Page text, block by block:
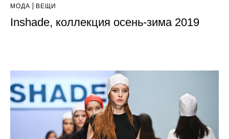
МОДА ВЕЩИ
Inshade, коллекция осень-зима 2019